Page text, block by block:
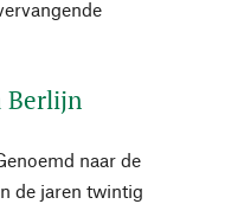
Berlijn
naar de
de jaren twintig